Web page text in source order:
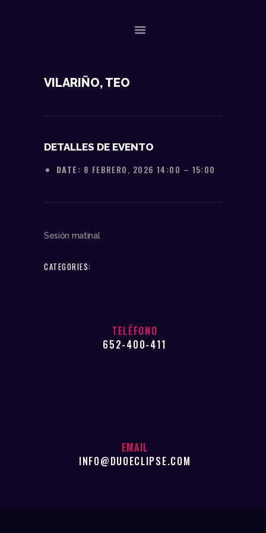
NOSOTROS
ACTUACIONES
VILARIÑO, TEO
DETALLES DE EVENTO
DATE: 8 FEBRERO, 2026 14:00 – 15:00
Sesión matinal
CATEGORIES:
TELÉFONO
652-400-411
EMAIL
INFO@DUOECLIPSE.COM